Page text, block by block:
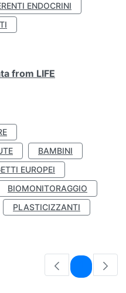
ENDOCRINI
from LIFE
BAMBINI
EUROPEI
BIOMONITORAGGIO
PLASTICIZZANTI
Pagina